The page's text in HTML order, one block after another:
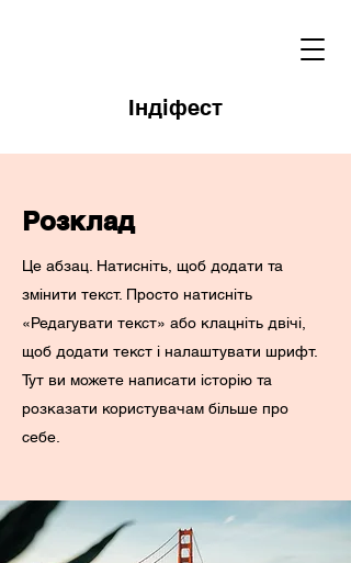
Індіфест
Розклад
Це абзац. Натисніть, щоб додати та
змінити текст. Просто натисніть
«Редагувати текст» або клацніть двічі,
щоб додати текст і налаштувати шрифт.
Тут ви можете написати історію та
розказати користувачам більше про
себе.